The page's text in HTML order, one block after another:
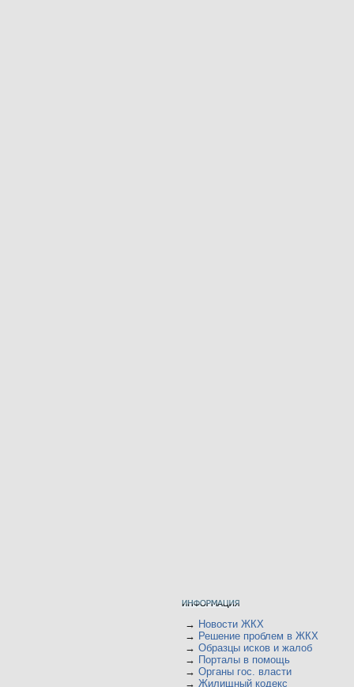
→ Новости ЖКХ
→ Решение проблем в ЖКХ
→ Образцы исков и жалоб
→ Порталы в помощь
→ Органы гос. власти
→ Жилищный кодекс